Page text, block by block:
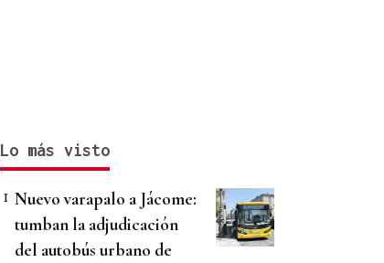
Lo más visto
Nuevo varapalo a Jácome:
tumban la adjudicación
del autobús urbano de